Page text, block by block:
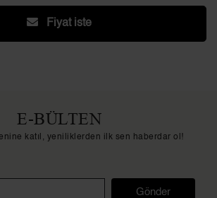
Fiyat iste
E-BÜLTEN
katıl, yeniliklerden ilk sen haberdar ol!
Gönder